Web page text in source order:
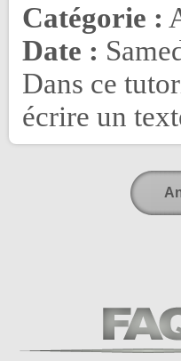
Catégorie :
Date :
Dans ce
écrire un